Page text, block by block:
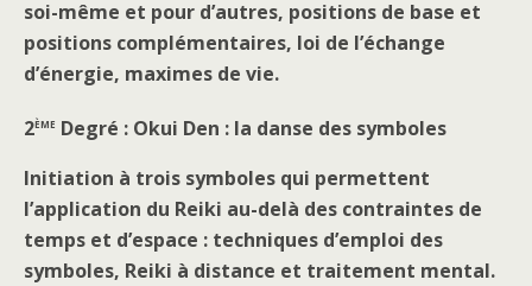
soi-même et pour d’autres, positions de base et
positions complémentaires, loi de l’échange
d’énergie, maximes de vie.
2ème Degré : Okui Den : la danse des symboles
Initiation à trois symboles qui permettent
l’application du Reiki au-delà des contraintes de
temps et d’espace : techniques d’emploi des
symboles, Reiki à distance et traitement mental.